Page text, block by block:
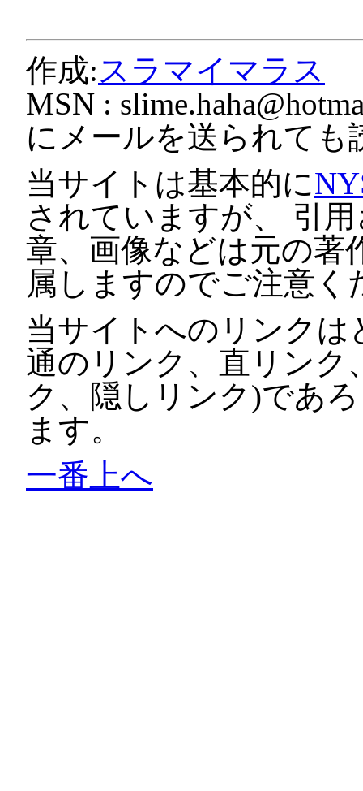
作成:スラマイマラス
MSN :
にメールを送られても
当サイトは基本的に
されていますが、 引
章、画像などは元の著
属しますのでご注意く
当サイトへのリンクは
通のリンク、直リンク
ク、隠しリンク)であ
ます。
一番上へ